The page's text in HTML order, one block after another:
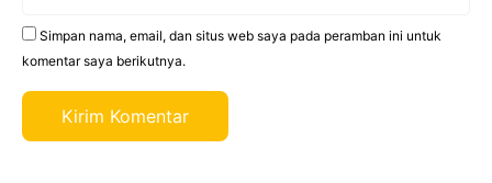
Simpan nama, email, dan situs web saya pada peramban ini untuk
komentar saya berikutnya.